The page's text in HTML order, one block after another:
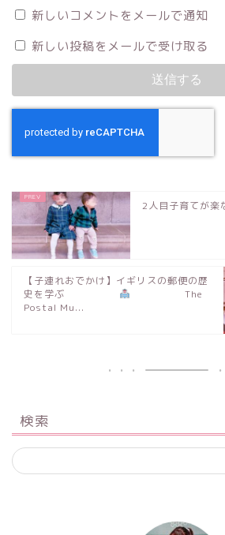
新しいコメントをメールで通知
新しい投稿をメールで受け取る
2人目子育てが楽
【子連れおでかけ】イギリスの郵便の歴
史を学ぶ
The
Postal Mu...
検索